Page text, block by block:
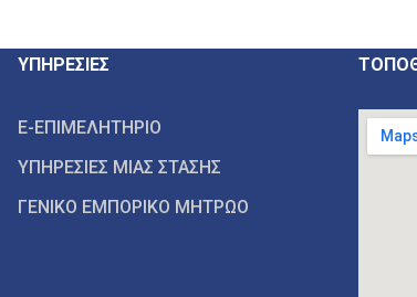
ΥΠΗΡΕΣΙΕΣ
E-ΕΠΙΜΕΛΗΤΗΡΙΟ
ΥΠΗΡΕΣΙΕΣ ΜΙΑΣ ΣΤΑΣΗΣ
ΓΕΝΙΚΟ ΕΜΠΟΡΙΚΟ ΜΗΤΡΩΟ